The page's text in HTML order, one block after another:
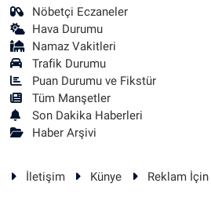
Nöbetçi Eczaneler
Hava Durumu
Namaz Vakitleri
Trafik Durumu
Puan Durumu ve Fikstür
Tüm Manşetler
Son Dakika Haberleri
Haber Arşivi
İletişim Künye Reklam İçin